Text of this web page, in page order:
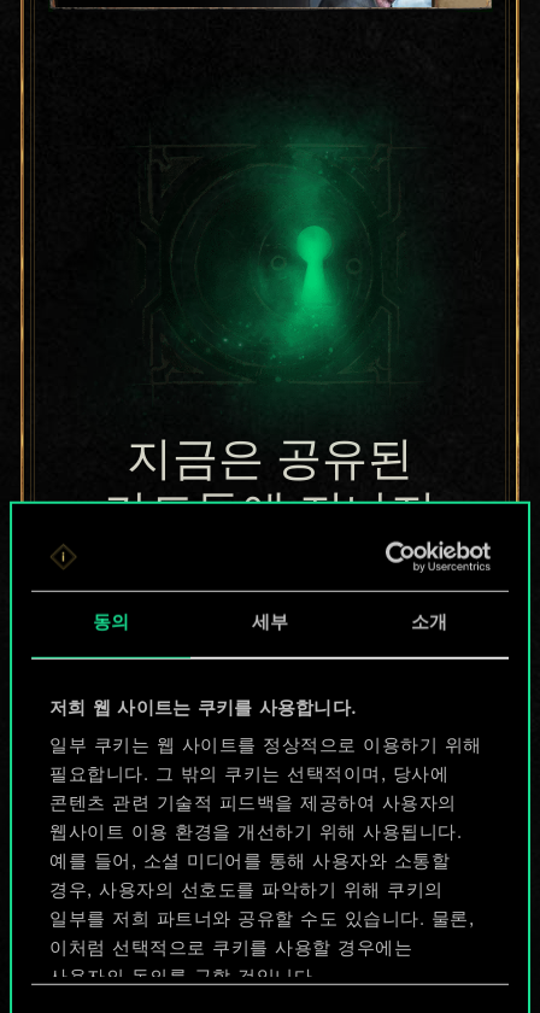
동의 세부 소개
저희 웹 사이트는 쿠키를 사용합니다.
일부 쿠키는 웹 사이트를 정상적으로 이용하기 위해
필요합니다. 그 밖의 쿠키는 선택적이며, 당사에
콘텐츠 관련 기술적 피드백을 제공하여 사용자의
웹사이트 이용 환경을 개선하기 위해 사용됩니다.
예를 들어, 소셜 미디어를 통해 사용자와 소통할
경우, 사용자의 선호도를 파악하기 위해 쿠키의
일부를 저희 파트너와 공유할 수도 있습니다. 물론,
이처럼 선택적으로 쿠키를 사용할 경우에는
사용자의 동의를 구할 것입니다.
지금은 공유된
카드들에 지나지
무궁무진한
가능성을 가지고
있습니다!
덱 이름 짓기 & 가이드 작성하기
덱 편집
또는